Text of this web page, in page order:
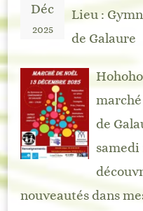
Déc
2025
Lieu :
de Galaure
de
samedi
nouveautés dans